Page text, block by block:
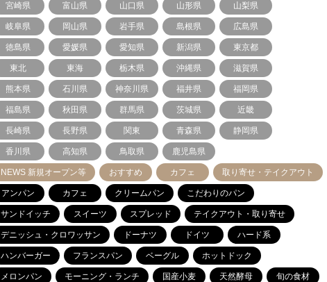
宮崎県 富山県 山口県 山形県 山梨県
岐阜県 岡山県 岩手県 島根県 広島県
徳島県 愛媛県 愛知県 新潟県 東京都
東北 東海 栃木県 沖縄県 滋賀県
熊本県 石川県 神奈川県 福井県 福岡県
福島県 秋田県 群馬県 茨城県 近畿
長崎県 長野県 関東 青森県 静岡県
香川県 高知県 鳥取県 鹿児島県
NEWS 新規オープン等 おすすめ カフェ 取り寄せ・テイクアウト
アンパン カフェ クリームパン こだわりのパン
サンドイッチ スイーツ スプレッド テイクアウト・取り寄せ
デニッシュ・クロワッサン ドーナツ ドイツ ハード系
ハンバーガー フランスパン ベーグル ホットドック
メロンパン モーニング・ランチ 国産小麦 天然酵母 旬の食材